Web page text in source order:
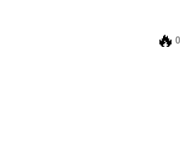
🔥 0